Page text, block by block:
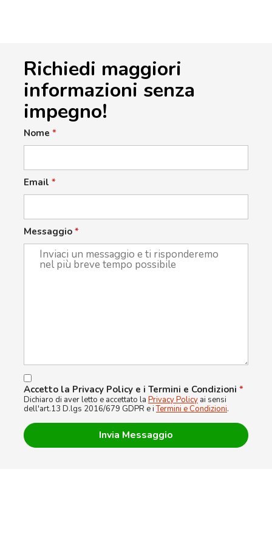
Richiedi maggiori
informazioni senza
impegno!
Nome *
Email *
Messaggio *
Accetto la Privacy Policy e i Termini e Condizioni *
Dichiaro di aver letto e accettato la Privacy Policy ai sensi
dell'art.13 D.lgs 2016/679 GDPR e iTermini e Condizioni.